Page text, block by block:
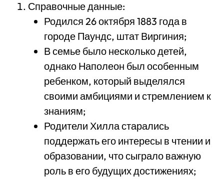
Справочные данные:
Родился 26 октября 1883 года в
городе Паундс, штат Виргиния;
В семье было несколько детей,
однако Наполеон был особенным
ребенком, который выделялся
своими амбициями и стремлением к
знаниям;
Родители Хилла старались
поддержать его интересы в чтении и
образовании, что сыграло важную
роль в его будущих достижениях;